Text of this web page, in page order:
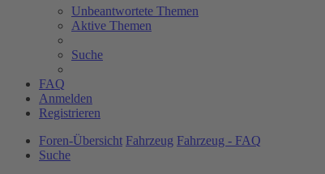
Unbeantwortete Themen
Aktive Themen
Suche
FAQ
Anmelden
Registrieren
Foren-Übersicht Fahrzeug Fahrzeug - FAQ
Suche